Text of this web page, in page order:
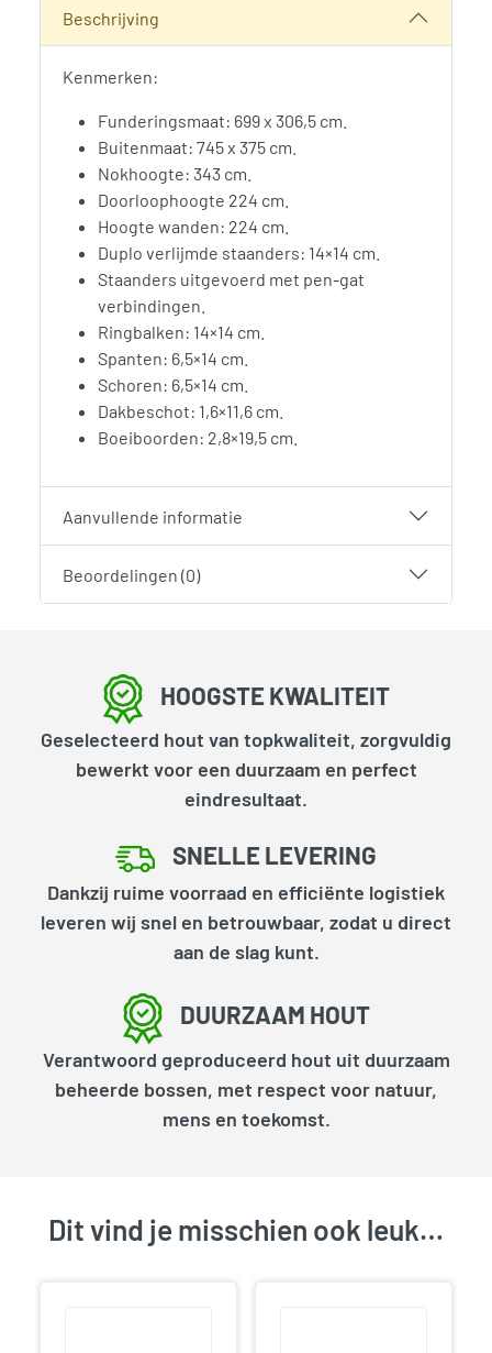
Beschrijving
Kenmerken:
Funderingsmaat: 699 x 306,5 cm.
Buitenmaat: 745 x 375 cm.
Nokhoogte: 343 cm.
Doorloophoogte 224 cm.
Hoogte wanden: 224 cm.
Duplo verlijmde staanders: 14×14 cm.
Staanders uitgevoerd met pen-gat
verbindingen.
Ringbalken: 14×14 cm.
Spanten: 6,5×14 cm.
Schoren: 6,5×14 cm.
Dakbeschot: 1,6×11,6 cm.
Boeiboorden: 2,8×19,5 cm.
Aanvullende informatie
Beoordelingen (0)
HOOGSTE KWALITEIT
Geselecteerd hout van topkwaliteit, zorgvuldig
bewerkt voor een duurzaam en perfect
eindresultaat.
SNELLE LEVERING
Dankzij ruime voorraad en efficiënte logistiek
leveren wij snel en betrouwbaar, zodat u direct
aan de slag kunt.
DUURZAAM HOUT
Verantwoord geproduceerd hout uit duurzaam
beheerde bossen, met respect voor natuur,
mens en toekomst.
Dit vind je misschien ook leuk…